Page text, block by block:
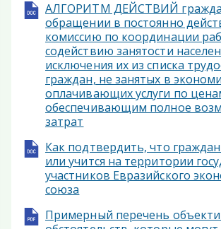
АЛГОРИТМ ДЕЙСТВИЙ
обращении в постоянно
комиссию по координации
содействию занятости
исключения их из списка
граждан, не занятых в
оплачивающих услуги по
обеспечивающим полное
затрат
Как подтвердить, что
или учится на территории
участников Евразийского
союза
Примерный перечень